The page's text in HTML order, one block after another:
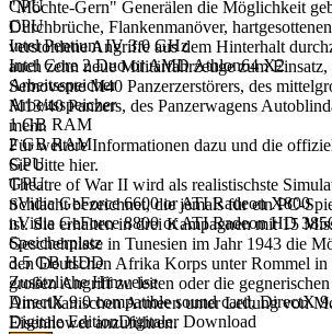
"Möchte-Gern" Generälen die Möglichkeit
Durchbrüche, Flankenmanöver,
verstohlene Angriffe aus dem Hinterhalt
auch zehn neue Militärfahrzeuge zum
Semovente M40 Panzerzerstörers, des
M13/40 Panzers, des Panzerwagens
mehr.
Für weitere Informationen dazu und die
Sie bitte hier.
Theatre of War II wird als realistischste
Schlacht bezeichnet, die jemals für ein PC-
ist. Sie erhalten in drei Kampagnen mit 15
Geschehnisse in Tunesien im Jahr 1943 die
den Deutschen Afrika Korps unter Rommel in
großen Angriff zu leiten oder die
Amerikanischen Armeen unter Leitung von
Eisenhower anzuführen.
CPU
CPU
Intel Pentium IV 3.0 GHz
Intel Core 2 Duo or AMD Athlon64 X2
Arbeitsspeicher
Arbeitsspeicher
1 GB RAM
2 GB RAM
GPU
GPU
nVidia GeForce 6600 or ATI Radeon X800
nVidia GeForce 8800 or ATI Radeon HD
Speicherplatz
3.5 GB HDD
Zusätzliche Hinweise
DirectX 9.0 compatible sound card, DirectX
Digitale EditionDigitaler Download